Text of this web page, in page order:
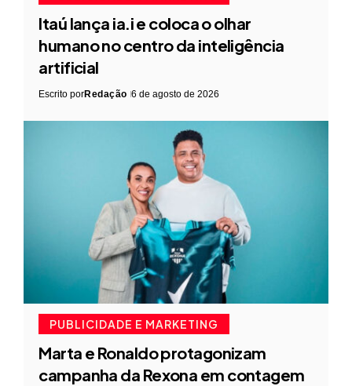
Itaú lança ia.i e coloca o olhar
humano no centro da inteligência
artificial
Escrito porRedação 6 de agosto de 2026
PUBLICIDADE E MARKETING
Marta e Ronaldo protagonizam
campanha da Rexona em contagem